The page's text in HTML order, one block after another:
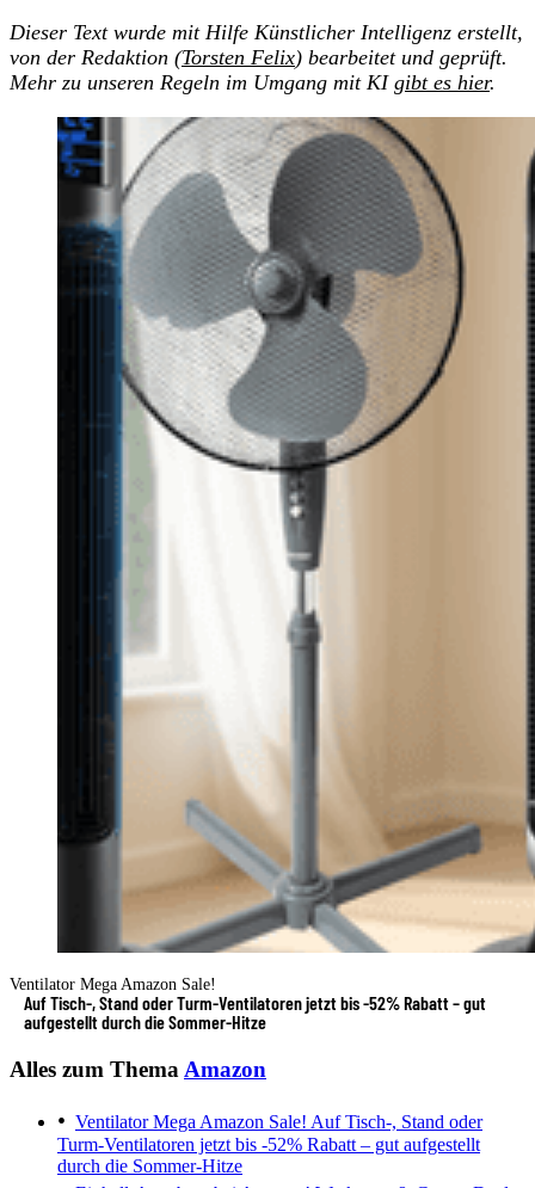
Dieser Text wurde mit Hilfe Künstlicher Intelligenz erstellt,
von der Redaktion (Torsten Felix) bearbeitet und geprüft.
Mehr zu unseren Regeln im Umgang mit KI gibt es hier.
Ventilator Mega Amazon Sale!
Auf Tisch-, Stand oder Turm-Ventilatoren jetzt bis -52% Rabatt – gut
aufgestellt durch die Sommer-Hitze
Alles zum Thema Amazon
Ventilator Mega Amazon Sale! Auf Tisch-, Stand oder
Turm-Ventilatoren jetzt bis -52% Rabatt – gut aufgestellt
durch die Sommer-Hitze